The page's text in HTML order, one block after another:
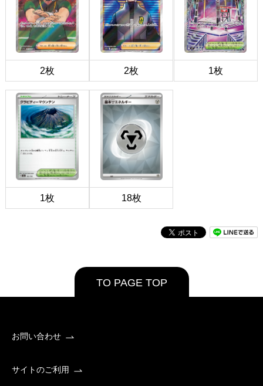
2枚 2枚 1枚
1枚 18枚
TO PAGE TOP
お問い合わせ
サイトのご利用